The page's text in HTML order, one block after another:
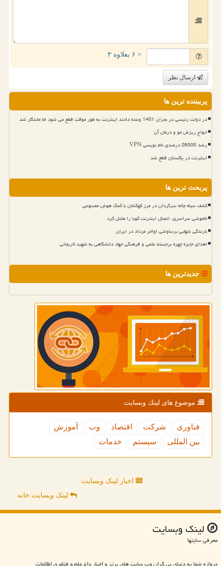
= ۶ بعلاوه ۳
ارسال نظر
پربیننده ترین ها
در دولت رئیسی در بحران 1401 وعده دادند اینترنت به طور موقت قطع می شود اما ماندگار شد
انواع ریزش مو و درمان آن
رشد 26000 درصدی نام نویسی VPN
اینترنت در پاکستان قطع شد
پربحث ترین ها
کشف سیاه چاله سرگردان در مرز کهکشان با کمک هوش مصنوعی
خاموشی سراسری، اتصال اینترنت کوبا را مختل کرد
بارندگی شهابی برساوشی اواخر مرداد در ایران
اهدای جایزه چهره برجسته علمی و فرهنگی جهاد دانشگاهی به شهید لاریجانی
جدیدترین ها
موضوع های لینك وبسایت
فناوری شركت اقتصاد وب
آموزش
بین المللی
سیستم خدمات
اخبار لینک وبسایت
لینک وبسایت:خانه
لینك وبسایت
معرفی سایتها